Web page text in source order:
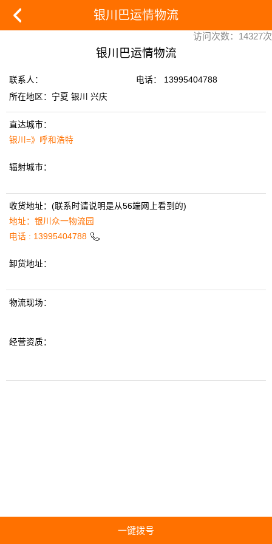
银川巴运情物流
访问次数：14327次
银川巴运情物流
联系人：
电话： 13995404788
所在地区：宁夏 银川 兴庆
直达城市：
银川=》呼和浩特
辐射城市：
收货地址：(联系时请说明是从56端网上看到的)
地址：银川众一物流园
电话 : 13995404788
卸货地址：
物流现场：
经营资质：
一键拨号